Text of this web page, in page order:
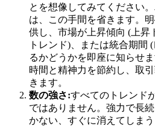
とを想像してみてください
は、この手間を省きます。
供し、市場が上昇傾向 (上昇
トレンド)、または統合期間
るかどうかを即座に知らせ
時間と精神力を節約し、取
きます。
数の強さ:すべてのトレンド
ではありません。強力で長
かない、すぐに消えてしま